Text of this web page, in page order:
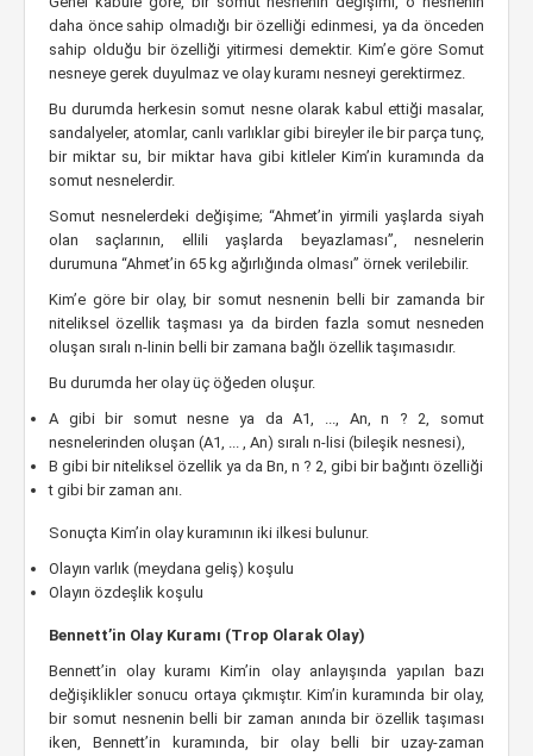
daha önce sahip olmadığı bir özelliği edinmesi, ya da önceden
sahip olduğu bir özelliği yitirmesi demektir. Kim’e göre Somut
nesneye gerek duyulmaz ve olay kuramı nesneyi gerektirmez.
Bu durumda herkesin somut nesne olarak kabul ettiği masalar,
sandalyeler, atomlar, canlı varlıklar gibi bireyler ile bir parça tunç,
bir miktar su, bir miktar hava gibi kitleler Kim’in kuramında da
somut nesnelerdir.
Somut nesnelerdeki değişime; “Ahmet’in yirmili yaşlarda siyah
olan saçlarının, ellili yaşlarda beyazlaması”, nesnelerin
durumuna “Ahmet’in 65 kg ağırlığında olması” örnek verilebilir.
Kim’e göre bir olay, bir somut nesnenin belli bir zamanda bir
niteliksel özellik taşması ya da birden fazla somut nesneden
oluşan sıralı n-linin belli bir zamana bağlı özellik taşımasıdır.
Bu durumda her olay üç öğeden oluşur.
A gibi bir somut nesne ya da A1, ..., An, n ? 2, somut
nesnelerinden oluşan (A1, ... , An) sıralı n-lisi (bileşik nesnesi),
B gibi bir niteliksel özellik ya da Bn, n ? 2, gibi bir bağıntı özelliği
t gibi bir zaman anı.
Sonuçta Kim’in olay kuramının iki ilkesi bulunur.
Olayın varlık (meydana geliş) koşulu
Olayın özdeşlik koşulu
Bennett’in Olay Kuramı (Trop Olarak Olay)
Bennett’in olay kuramı Kim’in olay anlayışında yapılan bazı
değişiklikler sonucu ortaya çıkmıştır. Kim’in kuramında bir olay,
bir somut nesnenin belli bir zaman anında bir özellik taşıması
iken, Bennett’in kuramında, bir olay belli bir uzay-zaman